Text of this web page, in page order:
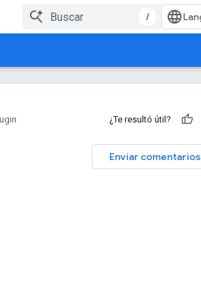
/
¿Te resultó útil?
Enviar comentarios